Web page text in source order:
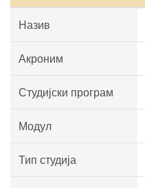
Назив
Акроним
Студијски програм
Модул
Тип студија